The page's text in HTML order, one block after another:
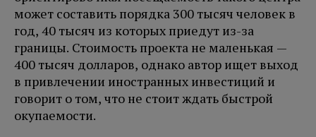
может составить порядка 300 тысяч человек в
год, 40 тысяч из которых приедут из-за
границы. Стоимость проекта не маленькая —
400 тысяч долларов, однако автор ищет выход
в привлечении иностранных инвестиций и
говорит о том, что не стоит ждать быстрой
окупаемости.